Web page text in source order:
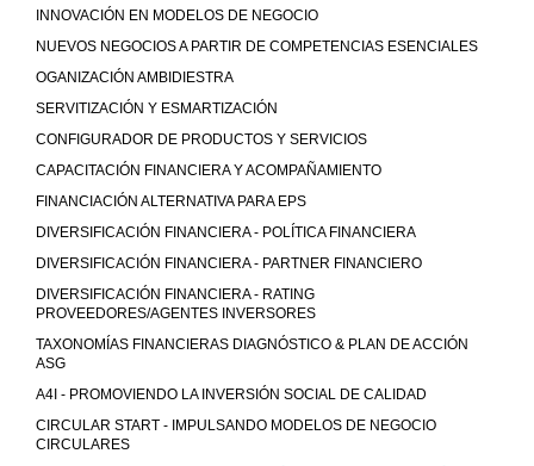
INNOVACIÓN EN MODELOS DE NEGOCIO
NUEVOS NEGOCIOS A PARTIR DE COMPETENCIAS ESENCIALES
OGANIZACIÓN AMBIDIESTRA
SERVITIZACIÓN Y ESMARTIZACIÓN
CONFIGURADOR DE PRODUCTOS Y SERVICIOS
CAPACITACIÓN FINANCIERA Y ACOMPAÑAMIENTO
FINANCIACIÓN ALTERNATIVA PARA EPS
DIVERSIFICACIÓN FINANCIERA - POLÍTICA FINANCIERA
DIVERSIFICACIÓN FINANCIERA - PARTNER FINANCIERO
DIVERSIFICACIÓN FINANCIERA - RATING
PROVEEDORES/AGENTES INVERSORES
TAXONOMÍAS FINANCIERAS DIAGNÓSTICO & PLAN DE ACCIÓN
ASG
A4I - PROMOVIENDO LA INVERSIÓN SOCIAL DE CALIDAD
CIRCULAR START - IMPULSANDO MODELOS DE NEGOCIO
CIRCULARES